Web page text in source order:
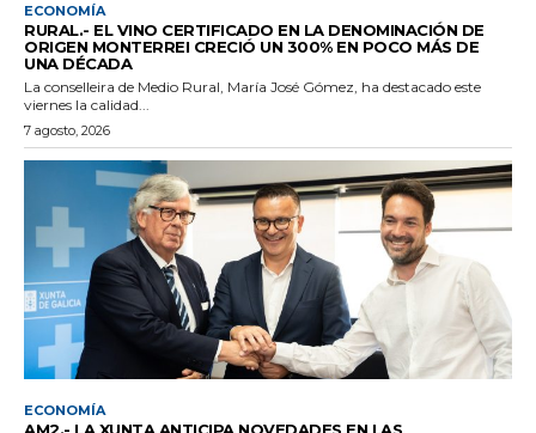
ECONOMÍA
RURAL.- EL VINO CERTIFICADO EN LA DENOMINACIÓN DE
ORIGEN MONTERREI CRECIÓ UN 300% EN POCO MÁS DE
UNA DÉCADA
La conselleira de Medio Rural, María José Gómez, ha destacado este
viernes la calidad...
7 agosto, 2026
ECONOMÍA